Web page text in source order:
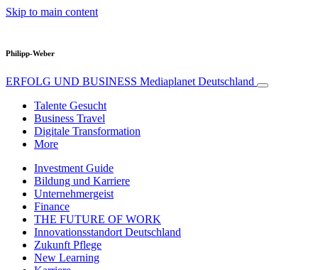
Skip to main content
Philipp-Weber
ERFOLG UND BUSINESS Mediaplanet Deutschland
Talente Gesucht
Business Travel
Digitale Transformation
More
Investment Guide
Bildung und Karriere
Unternehmergeist
Finance
THE FUTURE OF WORK
Innovationsstandort Deutschland
Zukunft Pflege
New Learning